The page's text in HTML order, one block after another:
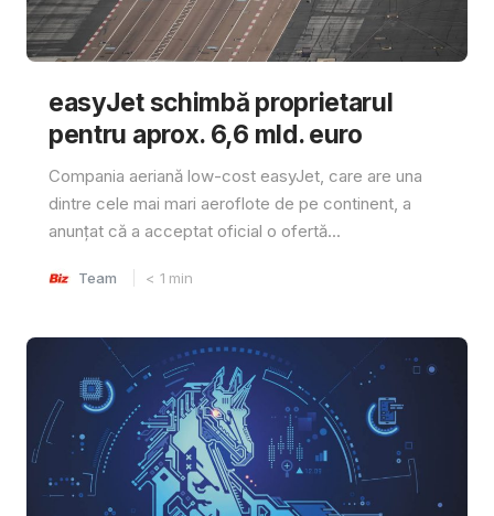
easyJet schimbă proprietarul
pentru aprox. 6,6 mld. euro
Compania aeriană low-cost easyJet, care are una
dintre cele mai mari aeroflote de pe continent, a
anunțat că a acceptat oficial o ofertă...
Team < 1 min